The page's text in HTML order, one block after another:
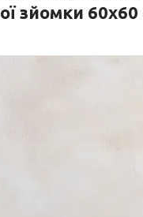
зйомки